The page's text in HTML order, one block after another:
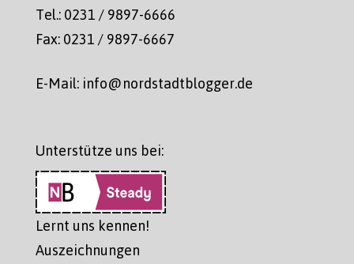
Tel.: 0231 / 9897-6666
Fax: 0231 / 9897-6667
E-Mail: info@nordstadtblogger.de
Unterstütze uns bei:
Lernt uns kennen!
Auszeichnungen